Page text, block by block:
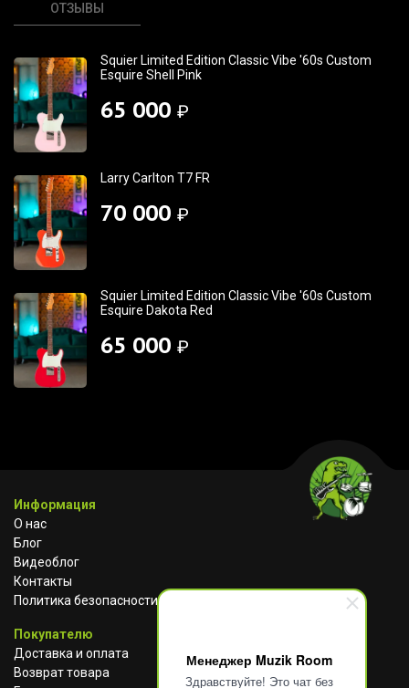
Менеджер Muzik Room
Здравствуйте! Это чат без
ОТЗЫВЫ
Squier Limited Edition Classic Vibe '60s Custom
Esquire Shell Pink
65 000 ₽
Larry Carlton T7 FR
70 000 ₽
Squier Limited Edition Classic Vibe '60s Custom
Esquire Dakota Red
65 000 ₽
Информация
О нас
Блог
Видеоблог
Контакты
Политика безопасности
Покупателю
Доставка и оплата
Возврат товара